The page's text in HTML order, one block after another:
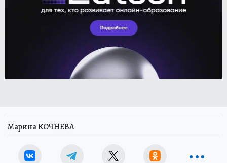
Марина КОЧНЕВА